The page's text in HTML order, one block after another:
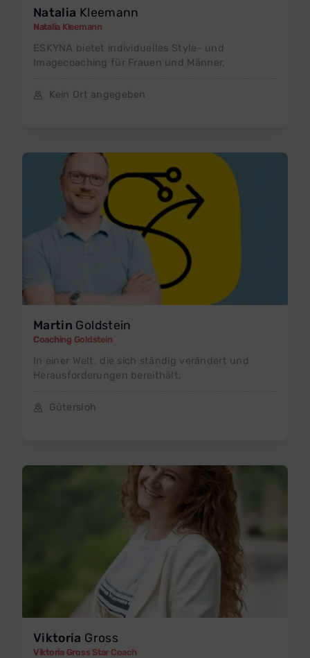
Natalia Kleemann
Natalia Kleemann
ESKYNA bietet individuelles Style- und
Imagecoaching für Frauen und Männer,
Kein Ort angegeben
Martin Goldstein
Coaching Goldstein
In einer Welt, die sich ständig verändert und
Herausforderungen bereithält,
Gütersloh
Viktoria Gross
Viktoria Gross Star Coach